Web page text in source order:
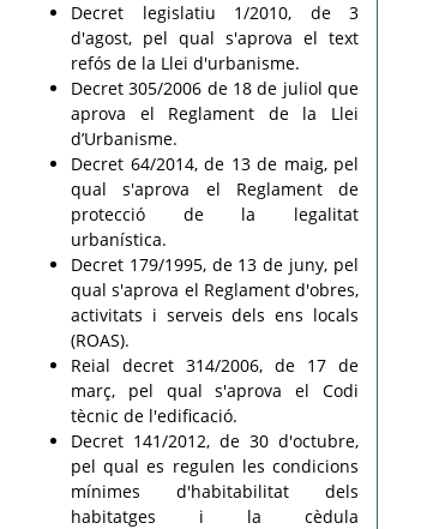
Decret legislatiu 1/2010, de 3
d'agost, pel qual s'aprova el text
refós de la Llei d'urbanisme.
Decret 305/2006 de 18 de juliol que
aprova el Reglament de la Llei
d’Urbanisme.
Decret 64/2014, de 13 de maig, pel
qual s'aprova el Reglament de
protecció de la legalitat
urbanística.
Decret 179/1995, de 13 de juny, pel
qual s'aprova el Reglament d'obres,
activitats i serveis dels ens locals
(ROAS).
Reial decret 314/2006, de 17 de
març, pel qual s'aprova el Codi
tècnic de l'edificació.
Decret 141/2012, de 30 d'octubre,
pel qual es regulen les condicions
mínimes d'habitabilitat dels
habitatges i la cèdula